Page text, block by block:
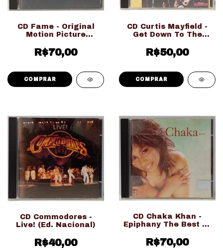
CD Fame - Original
Motion Picture
Antigo (Usado Ed.
Importado)
R$70,00
CD Curtis Mayfield -
Get Down To The
Nacional)
R$50,00
CD Commodores -
Live! (Ed. Nacional)
R$40,00
CD Chaka Khan -
Epiphany The Best Of
R$70,00